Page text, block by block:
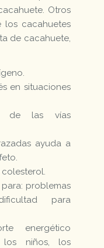
Otros
los cacahuetes
de cacahuete,
en situaciones
de las vías
ayuda a
problemas
para
energético
los niños, los